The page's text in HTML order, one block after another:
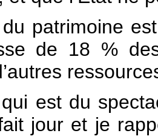
patrimoine
de 18 %
est du
jour et je